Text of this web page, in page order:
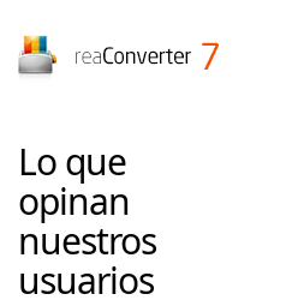
Lo que
opinan
nuestros
usuarios